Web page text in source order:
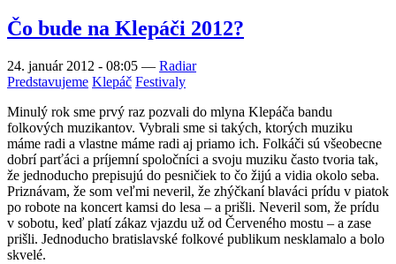
Čo bude na Klepáči 2012?
24. január 2012 - 08:05 — Radiar
Predstavujeme Klepáč Festivaly
Minulý rok sme prvý raz pozvali do mlyna Klepáča bandu
folkových muzikantov. Vybrali sme si takých, ktorých muziku
máme radi a vlastne máme radi aj priamo ich. Folkáči sú všeobecne
dobrí parťáci a príjemní spoločníci a svoju muziku často tvoria tak,
že jednoducho prepisujú do pesničiek to čo žijú a vidia okolo seba.
Priznávam, že som veľmi neveril, že zhýčkaní blaváci prídu v piatok
po robote na koncert kamsi do lesa – a prišli. Neveril som, že prídu
v sobotu, keď platí zákaz vjazdu už od Červeného mostu – a zase
prišli. Jednoducho bratislavské folkové publikum nesklamalo a bolo
skvelé.